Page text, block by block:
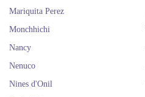
Mariquita Perez
Monchhichi
Nancy
Nenuco
Nines d'Onil